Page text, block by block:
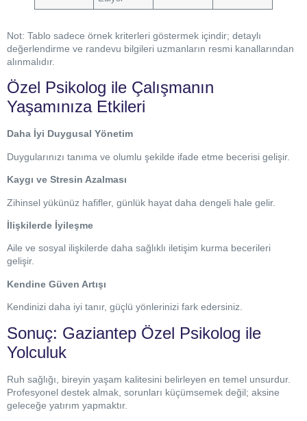
Not: Tablo sadece örnek kriterleri göstermek içindir; detaylı
değerlendirme ve randevu bilgileri uzmanların resmi kanallarından
alınmalıdır.
Özel Psikolog ile Çalışmanın
Yaşamınıza Etkileri
Daha İyi Duygusal Yönetim
Duygularınızı tanıma ve olumlu şekilde ifade etme becerisi gelişir.
Kaygı ve Stresin Azalması
Zihinsel yükünüz hafifler, günlük hayat daha dengeli hale gelir.
İlişkilerde İyileşme
Aile ve sosyal ilişkilerde daha sağlıklı iletişim kurma becerileri
gelişir.
Kendine Güven Artışı
Kendinizi daha iyi tanır, güçlü yönlerinizi fark edersiniz.
Sonuç: Gaziantep Özel Psikolog ile
Yolculuk
Ruh sağlığı, bireyin yaşam kalitesini belirleyen en temel unsurdur.
Profesyonel destek almak, sorunları küçümsemek değil; aksine
geleceğe yatırım yapmaktır.